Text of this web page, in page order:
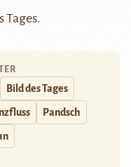
Tages.
Bild des Tages
Pandsch